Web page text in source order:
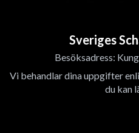
Sveriges
Besöksadress:
Vi behandlar dina uppgifter
du kan